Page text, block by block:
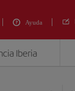
Ayuda
Iberia